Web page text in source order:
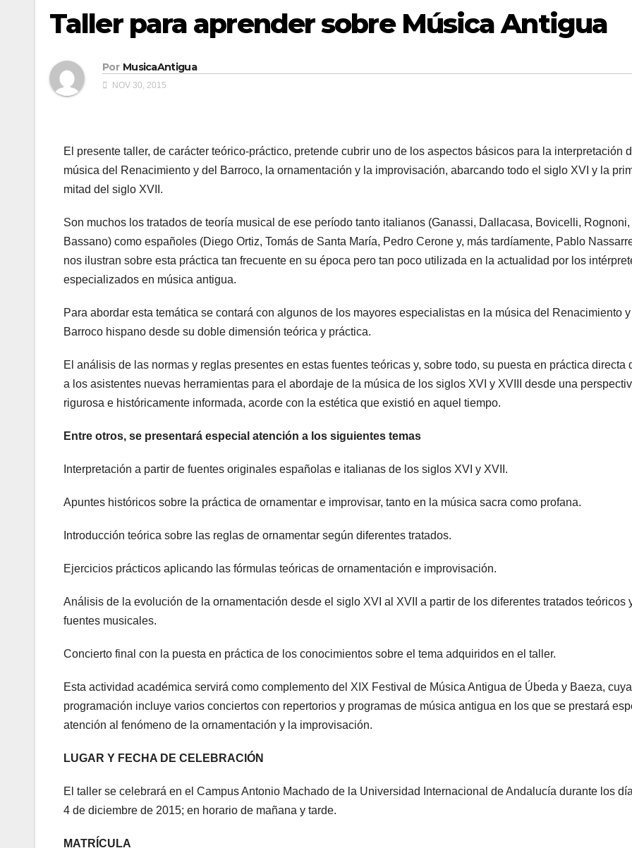
Taller para aprender sobre Música Antigua
Por MusicaAntigua
NOV 30, 2015
El presente taller, de carácter teórico-práctico, pretende cubrir uno de los aspectos básicos para la interpretación
música del Renacimiento y del Barroco, la ornamentación y la improvisación, abarcando todo el siglo XVI y la
mitad del siglo XVII.
Son muchos los tratados de teoría musical de ese período tanto italianos (Ganassi, Dallacasa, Bovicelli, Rognoni,
Bassano) como españoles (Diego Ortiz, Tomás de Santa María, Pedro Cerone y, más tardíamente, Pablo
nos ilustran sobre esta práctica tan frecuente en su época pero tan poco utilizada en la actualidad por los
especializados en música antigua.
Para abordar esta temática se contará con algunos de los mayores especialistas en la música del Renacimiento y
Barroco hispano desde su doble dimensión teórica y práctica.
El análisis de las normas y reglas presentes en estas fuentes teóricas y, sobre todo, su puesta en práctica directa
a los asistentes nuevas herramientas para el abordaje de la música de los siglos XVI y XVIII desde una
rigurosa e históricamente informada, acorde con la estética que existió en aquel tiempo.
Entre otros, se presentará especial atención a los siguientes temas
Interpretación a partir de fuentes originales españolas e italianas de los siglos XVI y XVII.
Apuntes históricos sobre la práctica de ornamentar e improvisar, tanto en la música sacra como profana.
Introducción teórica sobre las reglas de ornamentar según diferentes tratados.
Ejercicios prácticos aplicando las fórmulas teóricas de ornamentación e improvisación.
Análisis de la evolución de la ornamentación desde el siglo XVI al XVII a partir de los diferentes tratados teóricos
fuentes musicales.
Concierto final con la puesta en práctica de los conocimientos sobre el tema adquiridos en el taller.
Esta actividad académica servirá como complemento del XIX Festival de Música Antigua de Úbeda y Baeza, cuya
programación incluye varios conciertos con repertorios y programas de música antigua en los que se prestará
atención al fenómeno de la ornamentación y la improvisación.
LUGAR Y FECHA DE CELEBRACIÓN
El taller se celebrará en el Campus Antonio Machado de la Universidad Internacional de Andalucía durante los
4 de diciembre de 2015; en horario de mañana y tarde.
MATRÍCULA